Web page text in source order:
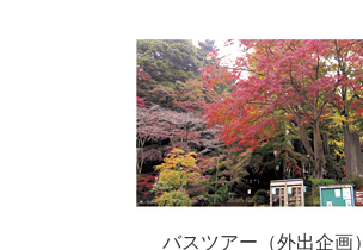
バスツアー（外出企画）